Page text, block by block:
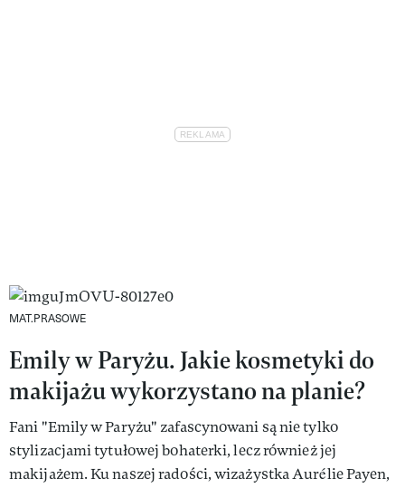
MAT.PRASOWE
Emily w Paryżu. Jakie kosmetyki do
makijażu wykorzystano na planie?
Fani "Emily w Paryżu" zafascynowani są nie tylko
stylizacjami tytułowej bohaterki, lecz również jej
makijażem. Ku naszej radości, wizażystka Aurélie Payen,